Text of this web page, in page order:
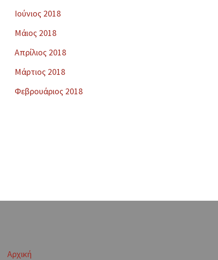
Ιούνιος 2018
Μάιος 2018
Απρίλιος 2018
Μάρτιος 2018
Φεβρουάριος 2018
Αρχική